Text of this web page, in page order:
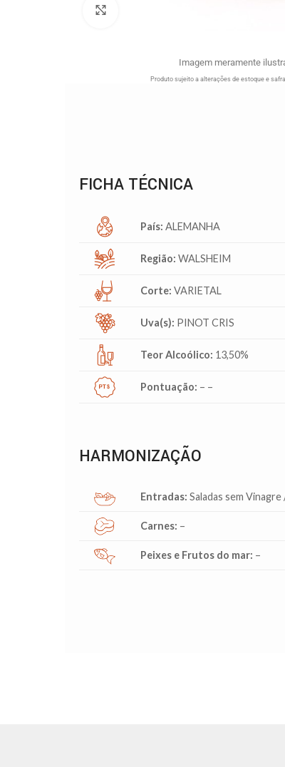
Imagem meramente
Produto sujeito a alterações de estoque e
FICHA TÉCNICA
País: ALEMANHA
Região: WALSHEIM
Corte: VARIETAL
Uva(s): PINOT CRIS
Teor Alcoólico: 13,50%
Pontuação: – –
HARMONIZAÇÃO
Entradas: Saladas sem
Carnes: –
Peixes e Frutos do mar: –